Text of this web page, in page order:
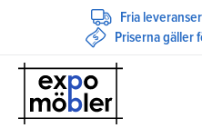
Fria
Priserna gäller